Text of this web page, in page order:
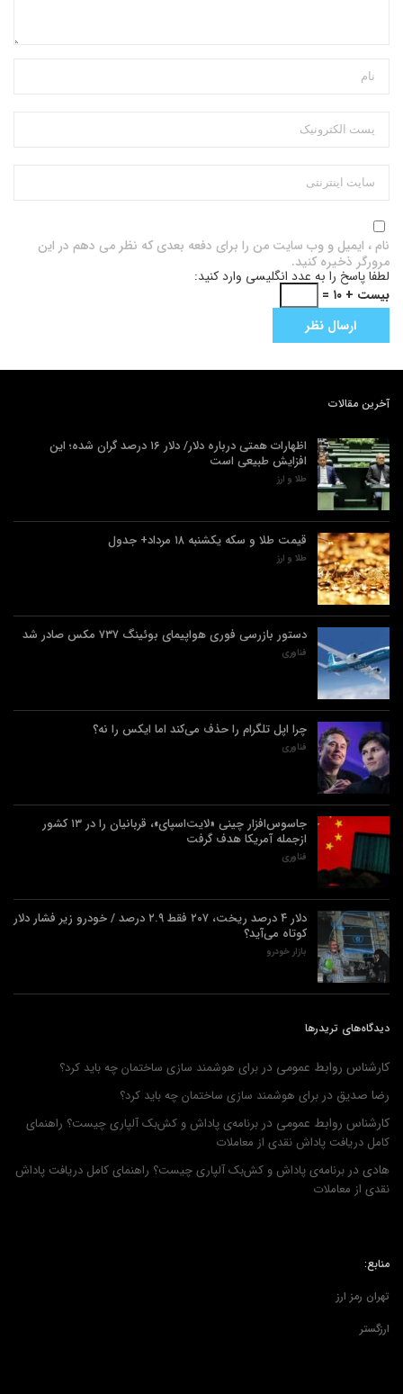
نام ، ایمیل و وب سایت من را برای دفعه بعدی که نظر می دهم در این
مرورگر ذخیره کنید.
لطفا پاسخ را به عدد انگلیسی وارد کنید:
بیست + ۱۰ =
آخرین مقالات
اظهارات همتی درباره دلار/ دلار ۱۶ درصد گران شده؛ این
افزایش طبیعی است
طلا و ارز
قیمت طلا و سکه یکشنبه ۱۸ مرداد+ جدول
طلا و ارز
دستور بازرسی فوری هواپیمای بوئینگ ۷۳۷ مکس صادر شد
فناوری
چرا اپل تلگرام را حذف می‌کند اما ایکس را نه؟
فناوری
جاسوس‌افزار چینی «لایت‌اسپای»، قربانیان را در ۱۳ کشور
ازجمله آمریکا هدف گرفت
فناوری
دلار ۴ درصد ریخت، ۲۰۷ فقط ۲.۹ درصد / خودرو زیر فشار دلار
کوتاه می‌آید؟
بازار خودرو
دیدگاه‌های تریدرها
کارشناس روابط عمومی در برای هوشمند سازی ساختمان چه باید کرد؟
رضا صدیق در برای هوشمند سازی ساختمان چه باید کرد؟
کارشناس روابط عمومی در برنامه‌ی پاداش و کش‌بک آلپاری چیست؟ راهنمای
کامل دریافت پاداش نقدی از معاملات
هادی در برنامه‌ی پاداش و کش‌بک آلپاری چیست؟ راهنمای کامل دریافت پاداش
نقدی از معاملات
منابع:
تهران رمز ارز
ارزگستر